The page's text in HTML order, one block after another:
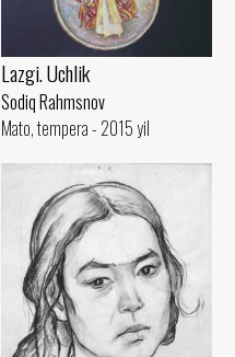
Lazgi. Uchlik
Sodiq Rahmsnov
Mato, tempera - 2015 yil